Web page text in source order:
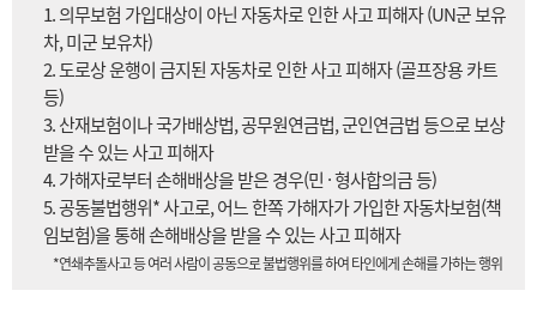
1. 의무보험 가입대상이 아닌 자동차로 인한 사고 피해자 (UN군 보유
차, 미군 보유차)
2. 도로상 운행이 금지된 자동차로 인한 사고 피해자 (골프장용 카트
등)
3. 산재보험이나 국가배상법, 공무원연금법, 군인연금법 등으로 보상
받을 수 있는 사고 피해자
4. 가해자로부터 손해배상을 받은 경우(민 · 형사합의금 등)
5. 공동불법행위* 사고로, 어느 한쪽 가해자가 가입한 자동차보험(책
임보험)을 통해 손해배상을 받을 수 있는 사고 피해자
*연쇄추돌사고 등 여러 사람이 공동으로 불법행위를 하여 타인에게 손해를 가하는 행위